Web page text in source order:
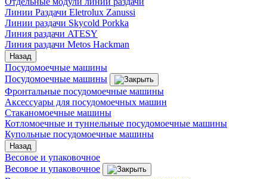
Линии Раздачи Eletrolux Zanussi
Линии раздачи Skycold Porkka
Линия раздачи ATESY
Линия раздачи Metos Hackman
Назад
Посудомоечные машины
Посудомоечные машины
Фронтальные посудомоечные машины
Аксессуары для посудомоечных машин
Стаканомоечные машины
Котломоечные и туннельные посудомоечные машины
Купольные посудомоечные машины
Назад
Весовое и упаковочное
Весовое и упаковочное